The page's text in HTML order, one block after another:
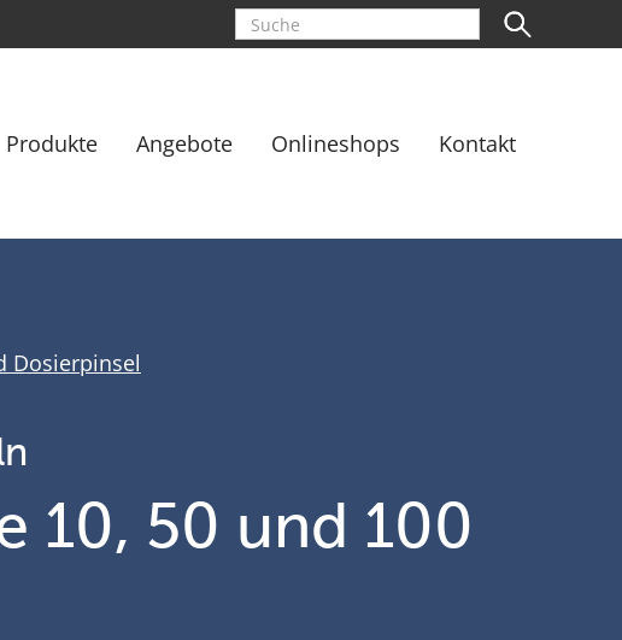
Produkte Angebote Onlineshops Kontakt
Dosierpinsel
10, 50 und 100